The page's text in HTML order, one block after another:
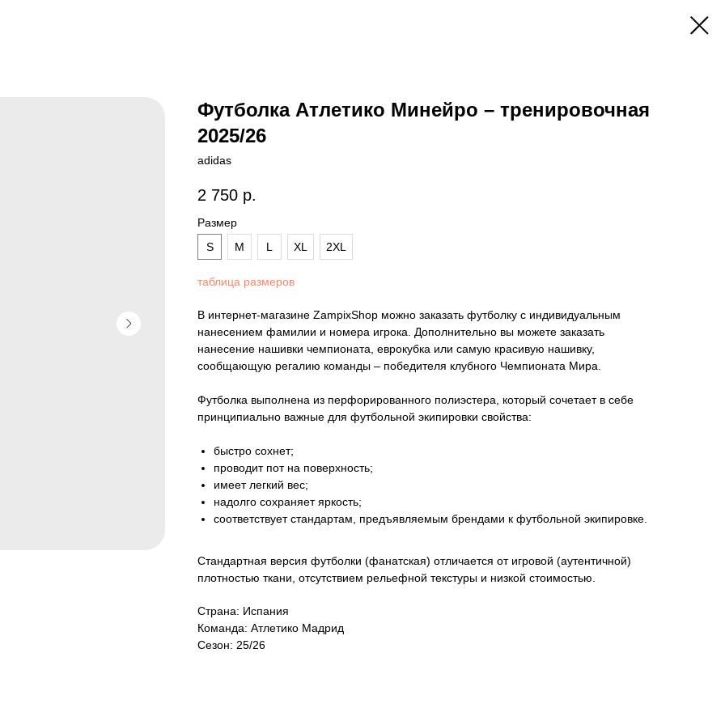
Футболка Атлетико Минейро – тренировочная
2025/26
adidas
2 750 р.
Размер
S
M L XL 2XL
таблица размеров
В интернет-магазине ZampixShop можно заказать футболку с индивидуальным
нанесением фамилии и номера игрока. Дополнительно вы можете заказать
нанесение нашивки чемпионата, еврокубка или самую красивую нашивку,
сообщающую регалию команды – победителя клубного Чемпионата Мира.
Футболка выполнена из перфорированного полиэстера, который сочетает в себе
принципиально важные для футбольной экипировки свойства:
быстро сохнет;
проводит пот на поверхность;
имеет легкий вес;
надолго сохраняет яркость;
соответствует стандартам, предъявляемым брендами к футбольной экипировке.
Стандартная версия футболки (фанатская) отличается от игровой (аутентичной)
плотностью ткани, отсутствием рельефной текстуры и низкой стоимостью.
Страна: Испания
Команда: Атлетико Мадрид
Сезон: 25/26